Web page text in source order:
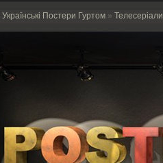
Українські Постери Гуртом » Телесеріали